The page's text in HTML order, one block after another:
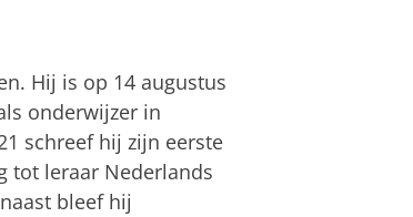
Hij is op 14 augustus
onderwijzer in
schreef hij zijn eerste
tot leraar Nederlands
bleef hij